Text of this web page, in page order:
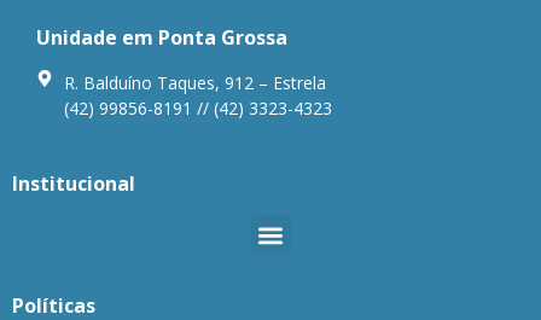
Unidade em Ponta Grossa
R. Balduíno Taques, 912 – Estrela
(42) 99856-8191 // (42) 3323-4323
Institucional
Políticas